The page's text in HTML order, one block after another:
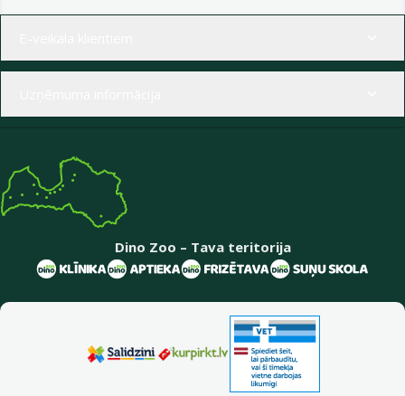
Dino Zoo – Tava teritorija